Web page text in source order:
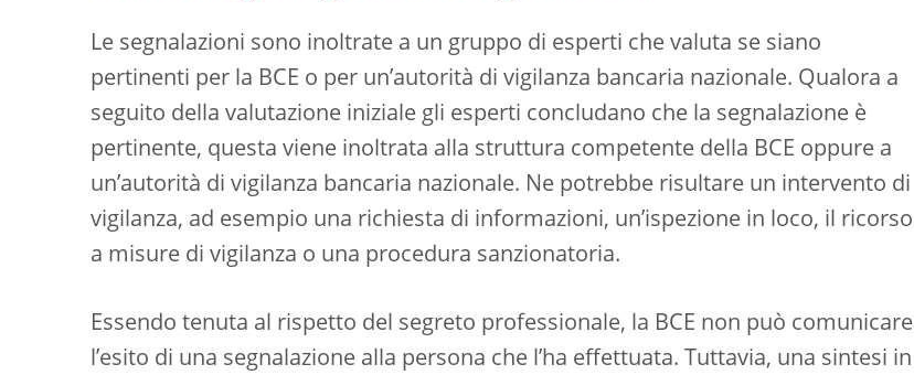
Le segnalazioni sono inoltrate a un gruppo di esperti che valuta se siano
pertinenti per la BCE o per un’autorità di vigilanza bancaria nazionale. Qualora a
seguito della valutazione iniziale gli esperti concludano che la segnalazione è
pertinente, questa viene inoltrata alla struttura competente della BCE oppure a
un’autorità di vigilanza bancaria nazionale. Ne potrebbe risultare un intervento di
vigilanza, ad esempio una richiesta di informazioni, un’ispezione in loco, il ricorso
a misure di vigilanza o una procedura sanzionatoria.
Essendo tenuta al rispetto del segreto professionale, la BCE non può comunicare
l’esito di una segnalazione alla persona che l’ha effettuata. Tuttavia, una sintesi in